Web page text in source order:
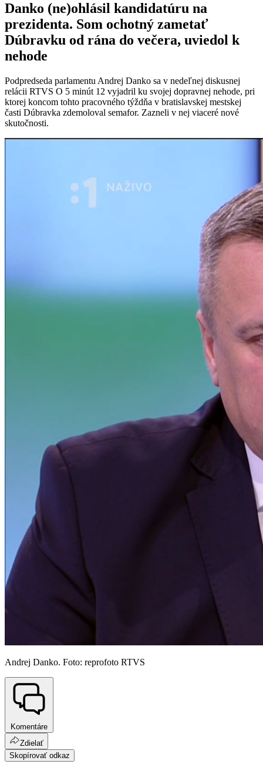
Danko (ne)ohlásil kandidatúru na
prezidenta. Som ochotný zametať
Dúbravku od rána do večera, uviedol k
nehode
Podpredseda parlamentu Andrej Danko sa v nedeľnej diskusnej
relácii RTVS O 5 minút 12 vyjadril ku svojej dopravnej nehode, pri
ktorej koncom tohto pracovného týždňa v bratislavskej mestskej
časti Dúbravka zdemoloval semafor. Zazneli v nej viaceré nové
skutočnosti.
Andrej Danko. Foto: reprofoto RTVS
Komentáre
Zdielať
Skopírovať odkaz